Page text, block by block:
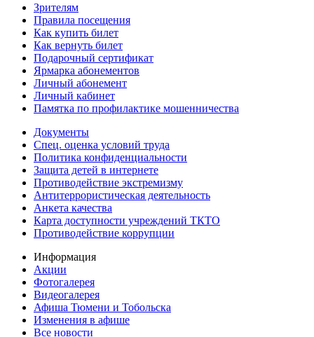
Зрителям
Правила посещения
Как купить билет
Как вернуть билет
Подарочный сертификат
Ярмарка абонементов
Личный абонемент
Личный кабинет
Памятка по профилактике мошенничества
Документы
Спец. оценка условий труда
Политика конфиденциальности
Защита детей в интернете
Противодействие экстремизму
Антитеррористическая деятельность
Анкета качества
Карта доступности учреждений ТКТО
Противодействие коррупции
Информация
Акции
Фотогалерея
Видеогалерея
Афиша Тюмени и Тобольска
Изменения в афише
Все новости